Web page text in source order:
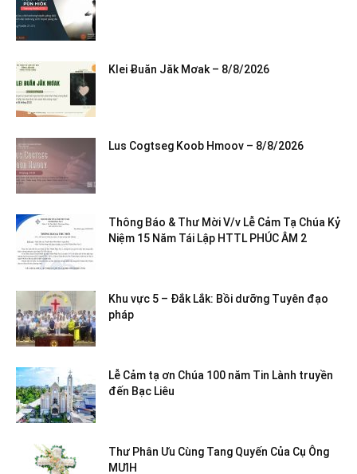
Klei Ƀuăn Jăk Mơak – 8/8/2026
Lus Cogtseg Koob Hmoov – 8/8/2026
Thông Báo & Thư Mời V/v Lễ Cảm Tạ Chúa Kỷ
Niệm 15 Năm Tái Lập HTTL PHÚC ÂM 2
Khu vực 5 – Đắk Lắk: Bồi dưỡng Tuyên đạo
pháp
Lễ Cảm tạ ơn Chúa 100 năm Tin Lành truyền
đến Bạc Liêu
Thư Phân Ưu Cùng Tang Quyến Của Cụ Ông
MƯIH